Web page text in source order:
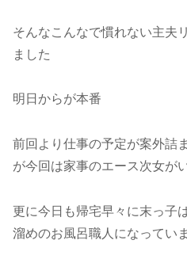
そんなこんなで慣れない主夫
ました
明日からが本番
前回より仕事の予定が案外詰
が今回は家事のエース次女が
更に今日も帰宅早々に末っ子
溜めのお風呂職人になってい